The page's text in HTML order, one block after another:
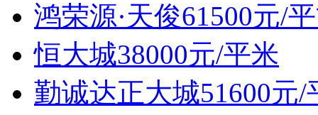
鸿荣源·天俊61500元/
恒大城38000元/平米
勤诚达正大城51600元/